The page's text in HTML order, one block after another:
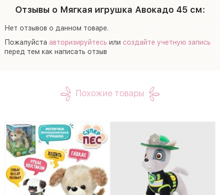
Отзывы о Мягкая игрушка Авокадо 45 см:
Нет отзывов о данном товаре.
Пожалуйста авторизируйтесь или создайте учетную запись
перед тем как написать отзыв
Похожие товары